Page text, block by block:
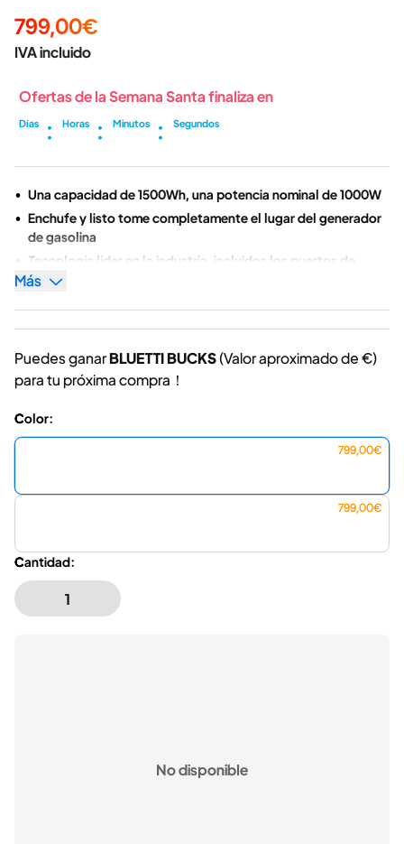
799,00€
IVA incluido
Ofertas de la Semana Santa finaliza en
Días : Horas : Minutos : Segundos
Una capacidad de 1500Wh, una potencia nominal de 1000W
Enchufe y listo tome completamente el lugar del generador
de gasolina
Tecnología líder en la industria, incluidos los puertos de
alimentación USB-C de 1000 W CA y 45 W
Enfriamiento inteligente Sistema
Métodos de carga (panel solar, salida de pared de CA de
200w)
Ecológico/Sin gas/Más silencioso/Rentable
Más
Puedes ganarBLUETTI BUCKS(Valor aproximado de€)
para tu próxima compra！
Color:
799,00€
799,00€
Cantidad:
No disponible